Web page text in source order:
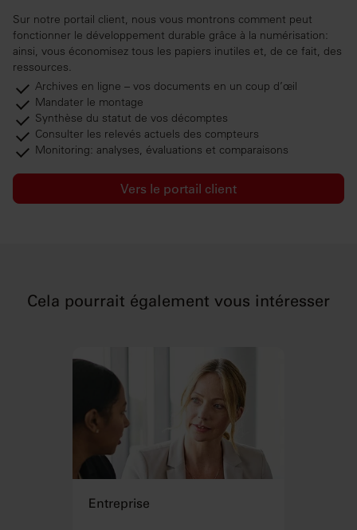
Sur notre portail client, nous vous montrons comment peut
fonctionner le développement durable grâce à la numérisation:
ainsi, vous économisez tous les papiers inutiles et, de ce fait, des
ressources.
Archives en ligne – vos documents en un coup d’œil
Mandater le montage
Synthèse du statut de vos décomptes
Consulter les relevés actuels des compteurs
Monitoring: analyses, évaluations et comparaisons
Vers le portail client
Cela pourrait également vous intéresser
Entreprise